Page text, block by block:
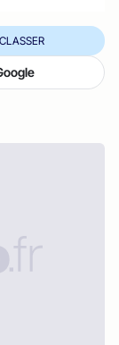
CLASSER